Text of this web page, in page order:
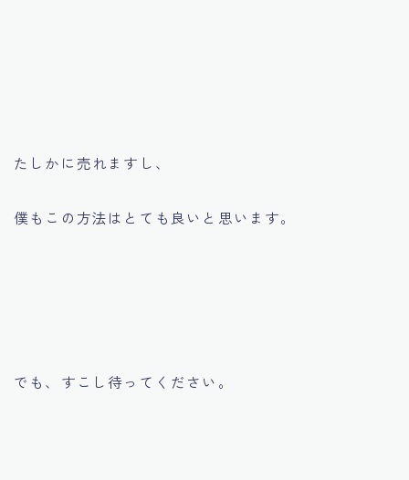
たしかに売れますし、
僕もこの方法はとても良いと思います。
でも、すこし待ってください。